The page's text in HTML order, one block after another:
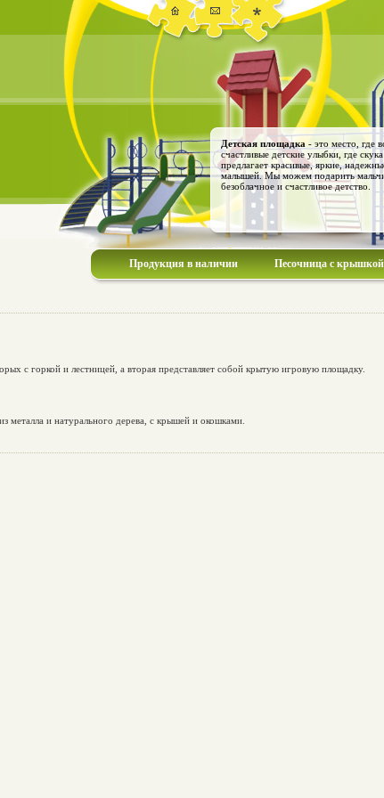
Детская площадка - это место, где
счастливые детские улыбки, где
предлагает красивые, яркие,
малышей. Мы можем подарить
безоблачное и счастливое детство.
Продукция в наличии Песочница с крышкой
с горкой и лестницей, а вторая представляет собой крытую игровую площадку.
и натурального дерева, с крышей и окошками.